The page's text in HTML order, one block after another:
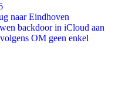
naar Eindhoven
backdoor in iCloud aan
OM geen enkel